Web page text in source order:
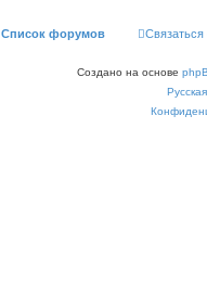
Список форумов
Создано на основе